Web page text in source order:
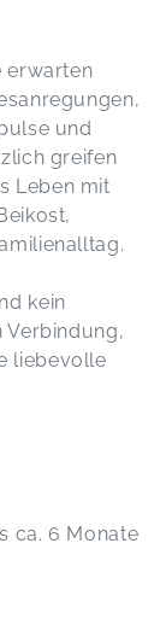
erwarten
und
greifen
Leben mit
kein
Verbindung,
liebevolle
ca. 6 Monate